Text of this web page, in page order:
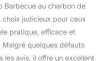
Barbecue au charbon de
choix judicieux pour ceux
pratique, efficace et
quelques défauts
les avis, il offre un excellent